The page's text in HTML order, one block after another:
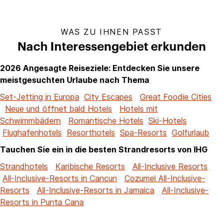
WAS ZU IHNEN PASST
Nach Interessengebiet erkunden
2026 Angesagte Reiseziele: Entdecken Sie unsere
meistgesuchten Urlaube nach Thema
Set-Jetting in Europa City Escapes
Great Foodie Cities
Neue und öffnet bald Hotels
Hotels mit
Schwimmbädern
Romantische Hotels Ski-Hotels
Flughafenhotels Resorthotels Spa-Resorts Golfurlaub
Tauchen Sie ein in die besten Strandresorts von IHG
Strandhotels
Karibische Resorts
All-Inclusive Resorts
All-Inclusive-Resorts in Cancun
Cozumel All-Inclusive-
Resorts
All-Inclusive-Resorts in Jamaica
All-Inclusive-
Resorts in Punta Cana